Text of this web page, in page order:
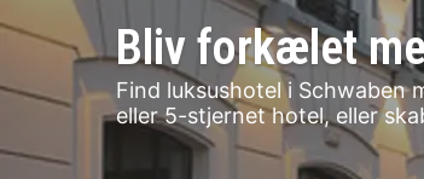
Bliv forkælet
Find luksushotel i Schwaben
eller 5-stjernet hotel, eller